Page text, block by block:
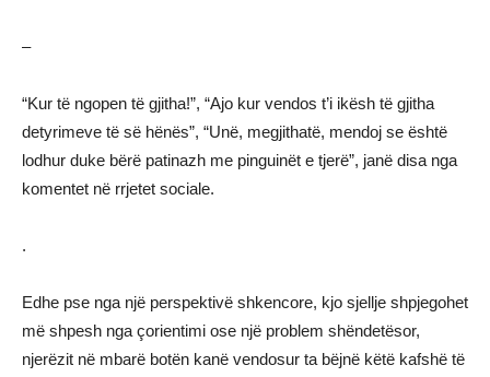
–
“Kur të ngopen të gjitha!”, “Ajo kur vendos t’i ikësh të gjitha
detyrimeve të së hënës”, “Unë, megjithatë, mendoj se është
lodhur duke bërë patinazh me pinguinët e tjerë”, janë disa nga
komentet në rrjetet sociale.
.
Edhe pse nga një perspektivë shkencore, kjo sjellje shpjegohet
më shpesh nga çorientimi ose një problem shëndetësor,
njerëzit në mbarë botën kanë vendosur ta bëjnë këtë kafshë të